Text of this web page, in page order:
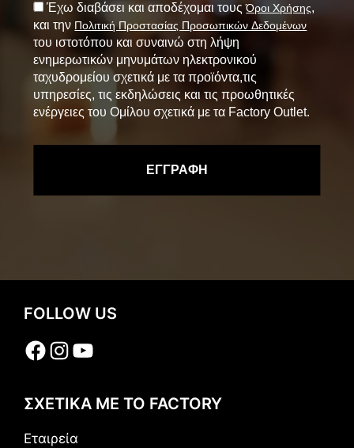
Έχω διαβάσει και αποδέχομαι τουςΌροι Χρήσης,
και την Πολιτική Προστασίας Προσωπικών Δεδομένων
του ιστοτόπου και συναινώ στη λήψη
ενημερωτικών μηνυμάτων ηλεκτρονικού
ταχυδρομείου σχετικά με τα προϊόντα,τις
υπηρεσίες, τις εκδηλώσεις και τις προωθητικές
ενέργειες του Ομίλου σχετικά με τα Factory Outlet.
FOLLOW US
Facebook
Instagram
YouTube
ΣΧΕΤΙΚΑ ΜΕ ΤΟ FACTORY
Εταιρεία